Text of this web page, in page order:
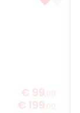
€ 99 ,00
€ 199 ,00